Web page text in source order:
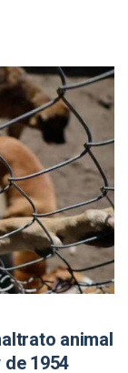
animal
1954